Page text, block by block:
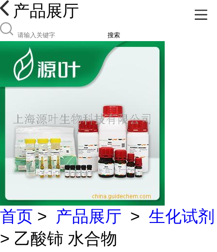
产品展厅
搜索
首页 > 产品展厅 > 生化试剂
> 乙酸铈 水合物